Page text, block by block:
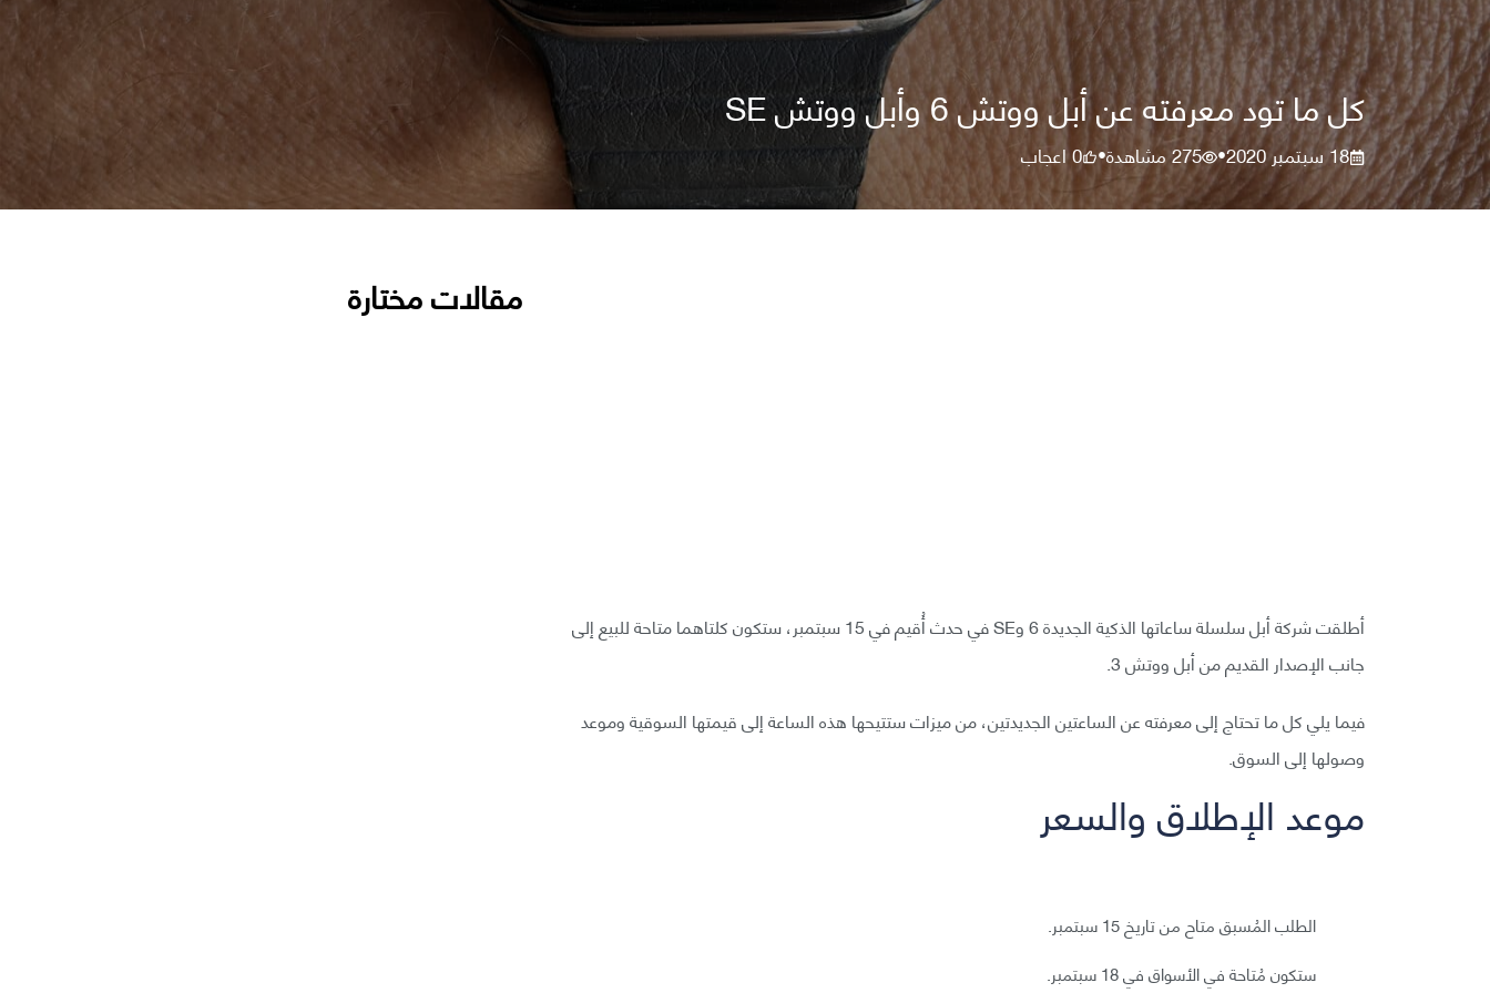
كل ما تود معرفته عن أبل ووتش 6 وأبل ووتش SE
18 سبتمبر 2020 •
275مشاهدة•
0اعجاب
أطلقت شركة أبل سلسلة ساعاتها الذكية الجديدة 6 وSE في حدث أُقيم في 15 سبتمبر، ستكون كلتاهما متاحة للبيع إلى
جانب الإصدار القديم من أبل ووتش 3.
فيما يلي كل ما تحتاج إلى معرفته عن الساعتين الجديدتين، من ميزات ستتيحها هذه الساعة إلى قيمتها السوقية وموعد
وصولها إلى السوق.
موعد الإطلاق والسعر
الطلب المُسبق متاح من تاريخ 15 سبتمبر.
ستكون مُتاحة في الأسواق في 18 سبتمبر.
مقالات مختارة